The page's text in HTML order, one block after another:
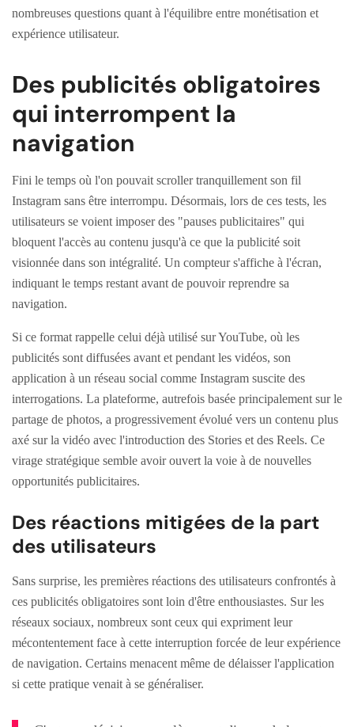
nombreuses questions quant à l'équilibre entre monétisation et
expérience utilisateur.
Des publicités obligatoires
qui interrompent la
navigation
Fini le temps où l'on pouvait scroller tranquillement son fil
Instagram sans être interrompu. Désormais, lors de ces tests, les
utilisateurs se voient imposer des "pauses publicitaires" qui
bloquent l'accès au contenu jusqu'à ce que la publicité soit
visionnée dans son intégralité. Un compteur s'affiche à l'écran,
indiquant le temps restant avant de pouvoir reprendre sa
navigation.
Si ce format rappelle celui déjà utilisé sur YouTube, où les
publicités sont diffusées avant et pendant les vidéos, son
application à un réseau social comme Instagram suscite des
interrogations. La plateforme, autrefois basée principalement sur le
partage de photos, a progressivement évolué vers un contenu plus
axé sur la vidéo avec l'introduction des Stories et des Reels. Ce
virage stratégique semble avoir ouvert la voie à de nouvelles
opportunités publicitaires.
Des réactions mitigées de la part
des utilisateurs
Sans surprise, les premières réactions des utilisateurs confrontés à
ces publicités obligatoires sont loin d'être enthousiastes. Sur les
réseaux sociaux, nombreux sont ceux qui expriment leur
mécontentement face à cette interruption forcée de leur expérience
de navigation. Certains menacent même de délaisser l'application
si cette pratique venait à se généraliser.